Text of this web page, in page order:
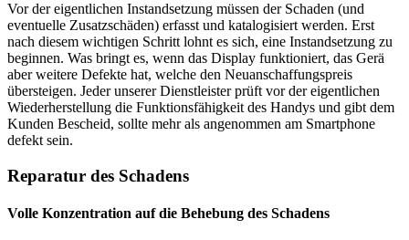
Vor der eigentlichen Instandsetzung müssen der Schaden (und
eventuelle Zusatzschäden) erfasst und katalogisiert werden. Erst
nach diesem wichtigen Schritt lohnt es sich, eine Instandsetzung zu
beginnen. Was bringt es, wenn das Display funktioniert, das Gerä
aber weitere Defekte hat, welche den Neuanschaffungspreis
übersteigen. Jeder unserer Dienstleister prüft vor der eigentlichen
Wiederherstellung die Funktionsfähigkeit des Handys und gibt dem
Kunden Bescheid, sollte mehr als angenommen am Smartphone
defekt sein.
Reparatur des Schadens
Volle Konzentration auf die Behebung des Schadens